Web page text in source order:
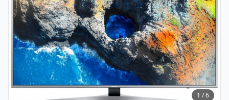
1 /6